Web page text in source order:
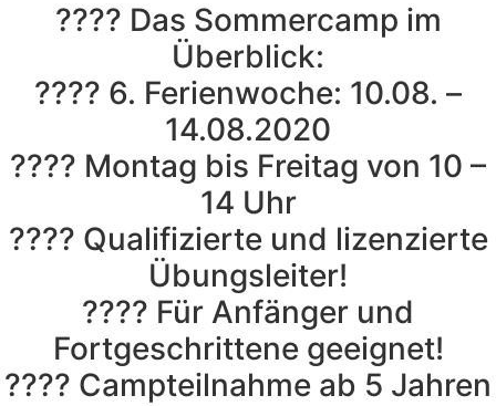
???? Das Sommercamp im
Überblick:
???? 6. Ferienwoche: 10.08. –
14.08.2020
???? Montag bis Freitag von 10 –
14 Uhr
???? Qualifizierte und lizenzierte
Übungsleiter!
???? Für Anfänger und
Fortgeschrittene geeignet!
???? Campteilnahme ab 5 Jahren